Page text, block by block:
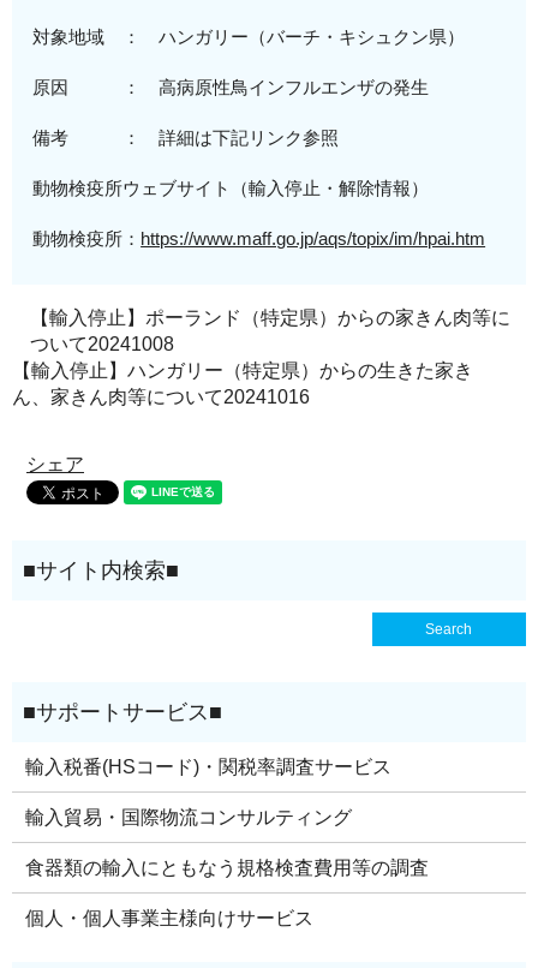
対象地域 ：ハンガリー（バーチ・キシュクン県）
原因 ： 高病原性鳥インフルエンザの発生
備考 ： 詳細は下記リンク参照
動物検疫所ウェブサイト（輸入停止・解除情報）
動物検疫所： https://www.maff.go.jp/aqs/topix/im/hpai.htm
【輸入停止】ポーランド（特定県）からの家きん肉等に
ついて20241008
【輸入停止】ハンガリー（特定県）からの生きた家き
ん、家きん肉等について20241016
シェア
輸入税番(HSコード)・関税率調査サービス
輸入貿易・国際物流コンサルティング
食器類の輸入にともなう規格検査費用等の調査
個人・個人事業主様向けサービス